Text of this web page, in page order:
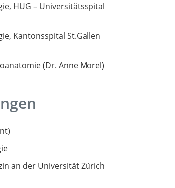
HUG – Universitätsspital
Kantonsspital St.Gallen
(Dr. Anne Morel)
an der Universität Zürich